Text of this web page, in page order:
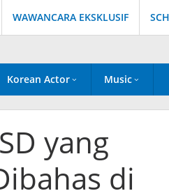
WAWANCARA EKSKLUSIF
Korean Actor Music
yang
di